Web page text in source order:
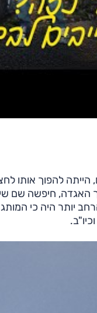
הייתה להפוך
האגדה, חיפשה שם
יותר היה כי